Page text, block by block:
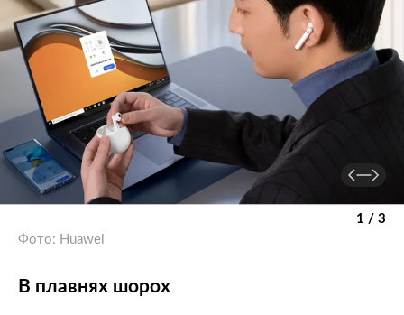
1 / 3
Фото: Huawei
В плавнях шорох